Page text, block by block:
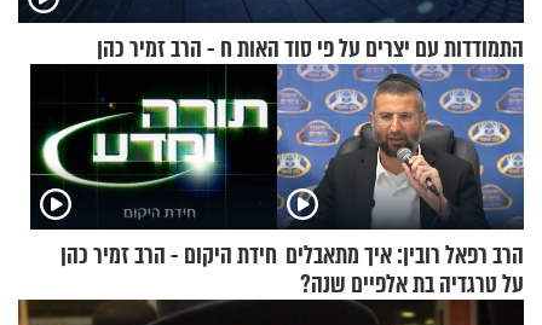
התמודדות עם יצרים על פי סוד האות ח - הרב זמיר כהן
הרב רפאל רובין: איך מתאבלים
על טרגדיה בת אלפיים שנה?
חידת היקום - הרב זמיר כהן